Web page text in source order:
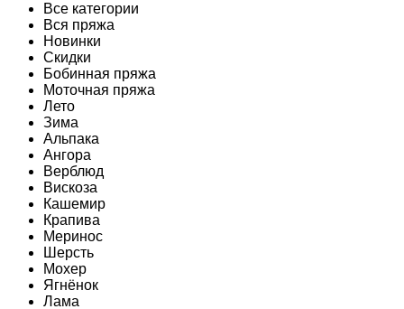
Все категории
Вся пряжа
Новинки
Скидки
Бобинная пряжа
Моточная пряжа
Лето
Зима
Альпака
Ангора
Верблюд
Вискоза
Кашемир
Крапива
Меринос
Шерсть
Мохер
Ягнёнок
Лама